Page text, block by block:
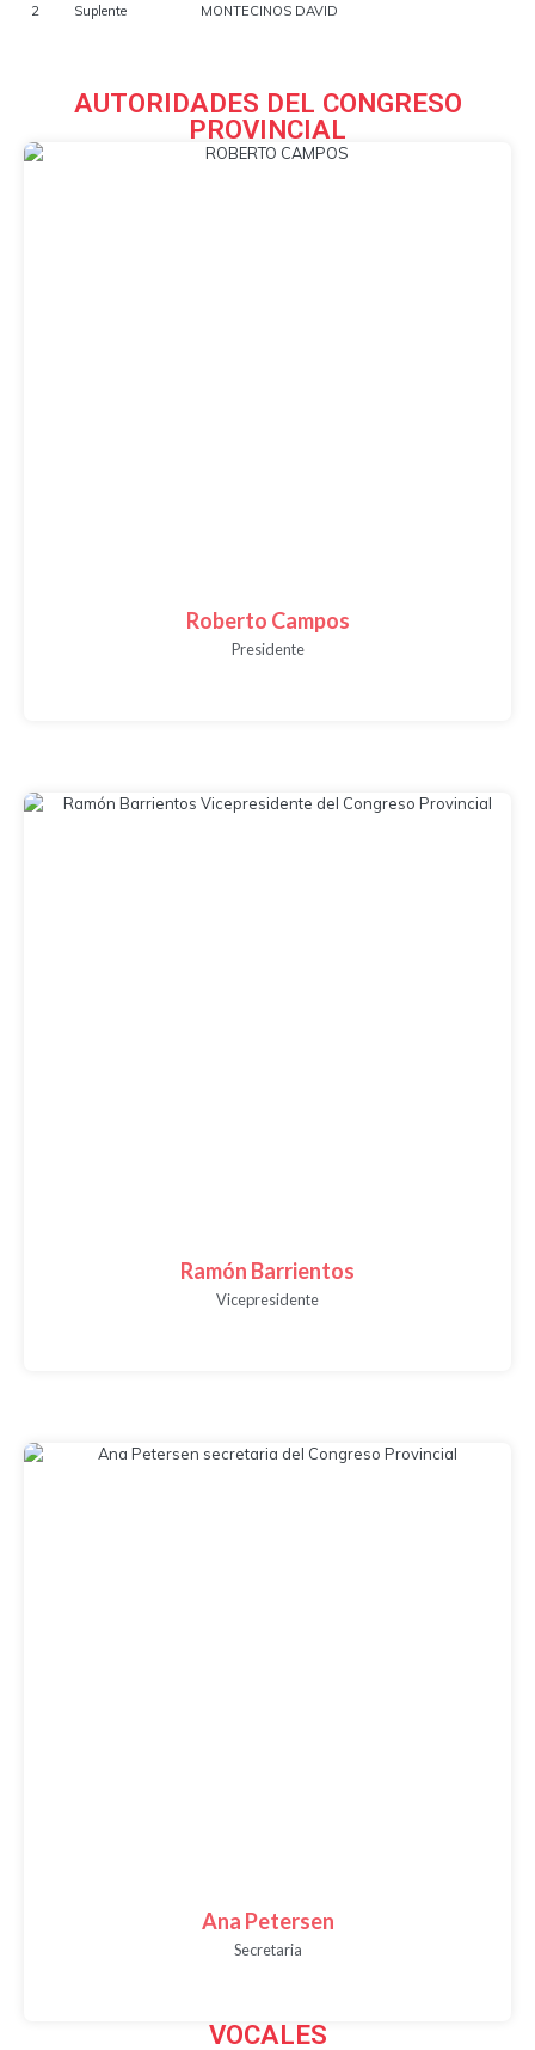
2
Suplente MONTECINOS DAVID
AUTORIDADES DEL CONGRESO
PROVINCIAL
Roberto Campos
Presidente
Ramón Barrientos
Vicepresidente
Ana Petersen
Secretaria
VOCALES